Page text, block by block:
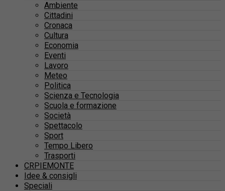
Ambiente
Cittadini
Cronaca
Cultura
Economia
Eventi
Lavoro
Meteo
Politica
Scienza e Tecnologia
Scuola e formazione
Società
Spettacolo
Sport
Tempo Libero
Trasporti
CRPIEMONTE
Idee & consigli
Speciali